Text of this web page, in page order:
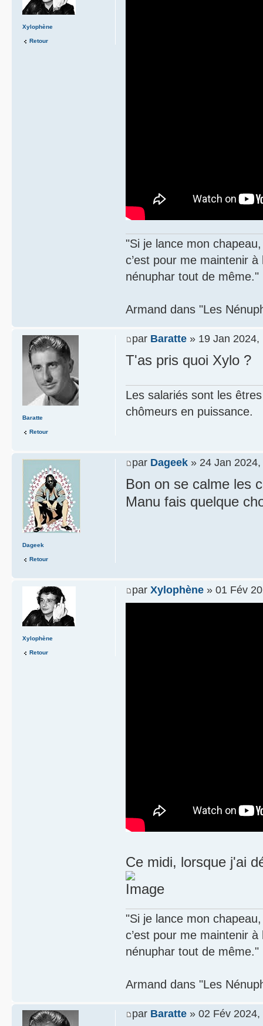
"Si je lance mon
c’est pour me maintenir
nénuphar tout de même."
Armand dans "Les
Xylophène
Retour
par Baratte » 19 Jan 2024,
T'as pris quoi Xylo ?
Les salariés sont les
chômeurs en puissance.
Baratte
Retour
par Dageek » 24 Jan
Bon on se calme les
Manu fais quelque
Dageek
Retour
par Xylophène » 01 Fév
Ce midi, lorsque j'ai
"Si je lance mon
c’est pour me maintenir
nénuphar tout de même."
Armand dans "Les
Xylophène
Retour
par Baratte » 02 Fév 2024,